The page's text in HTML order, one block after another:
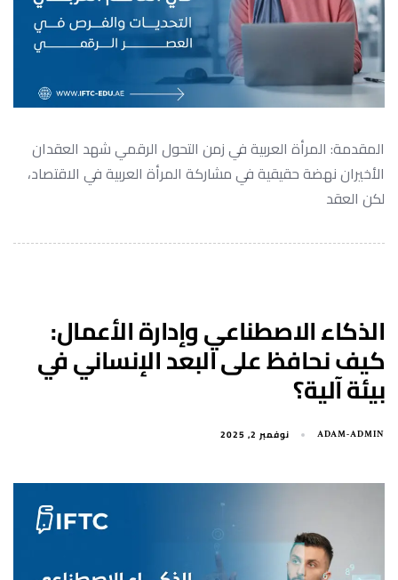
المقدمة: المرأة العربية في زمن التحول الرقمي شهد العقدان
الأخيران نهضة حقيقية في مشاركة المرأة العربية في الاقتصاد،
لكن العقد
الذكاء الاصطناعي وإدارة الأعمال:
كيف نحافظ على البعد الإنساني في
بيئة آلية؟
ADAM-ADMIN نوفمبر 2, 2025